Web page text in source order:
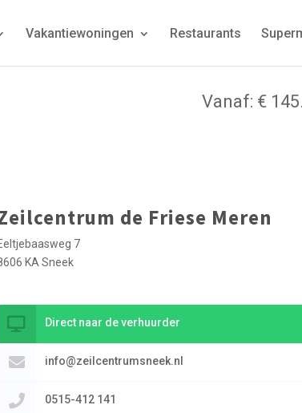
Vakantiewoningen Restaurants
Vanaf: €
de Friese Meren
7
KA Sneek
Direct naar de verhuurder
info@zeilcentrumsneek.nl
0515-412 141